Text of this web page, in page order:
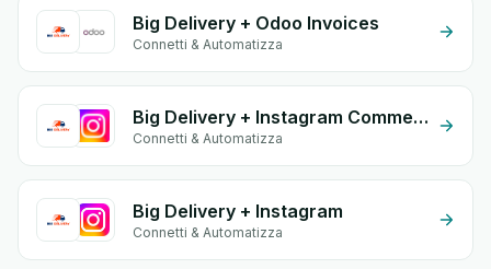
Big Delivery + Odoo Invoices
Connetti & Automatizza
Big Delivery + Instagram Comment
Connetti & Automatizza
Big Delivery + Instagram
Connetti & Automatizza